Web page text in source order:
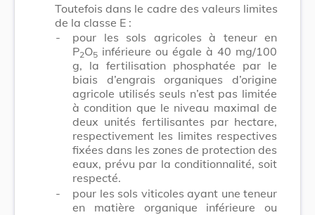
Toutefois dans le cadre des valeurs limites
de la classe E :
-
pour les sols agricoles à teneur en
P2O5 inférieure ou égale à 40 mg/100
g, la fertilisation phosphatée par le
biais d’engrais organiques d’origine
agricole utilisés seuls n’est pas limitée
à condition que le niveau maximal de
deux unités fertilisantes par hectare,
respectivement les limites respectives
fixées dans les zones de protection des
eaux, prévu par la conditionnalité, soit
respecté.
-
pour les sols viticoles ayant une teneur
en matière organique inférieure ou